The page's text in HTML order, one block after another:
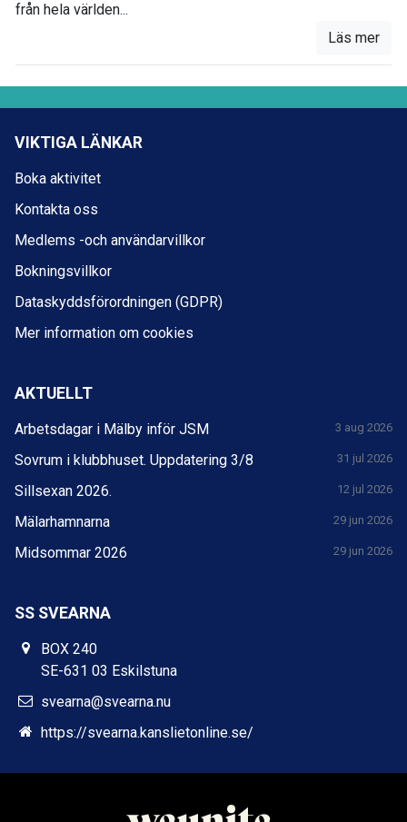
från hela världen...
Läs mer
VIKTIGA LÄNKAR
Boka aktivitet
Kontakta oss
Medlems -och användarvillkor
Bokningsvillkor
Dataskyddsförordningen (GDPR)
Mer information om cookies
AKTUELLT
Arbetsdagar i Mälby inför JSM 3 aug 2026
Sovrum i klubbhuset. Uppdatering 3/8 31 jul 2026
Sillsexan 2026. 12 jul 2026
Mälarhamnarna 29 jun 2026
Midsommar 2026 29 jun 2026
SS SVEARNA
BOX 240
SE-631 03 Eskilstuna
svearna@svearna.nu
https://svearna.kanslietonline.se/